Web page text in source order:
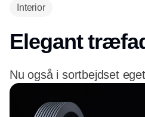
Interior
Elegant
Nu også i sortbejdset